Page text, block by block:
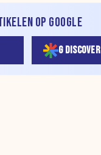
OP GOOGLE
G DISCOVER